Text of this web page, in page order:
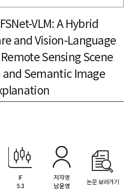
VLM: A Hybrid
and Vision-Language
Sensing Scene
Semantic Image
IF
5.3
저자명
남윤영
논문 보러가기